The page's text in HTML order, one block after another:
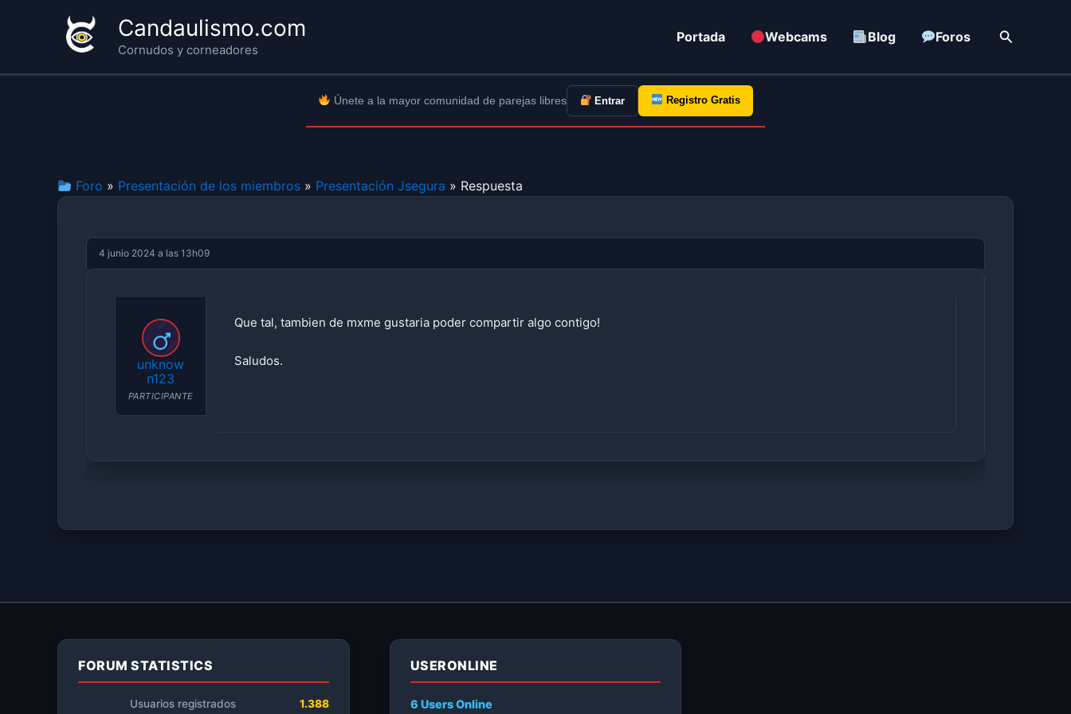
Candaulismo.com
Cornudos y corneadores
Portada Webcams Blog Foros Buscar
Únete a la mayor comunidad de parejas libres Entrar Registro Gratis
Foro » Presentación de los miembros » Presentación Jsegura » Respuesta
4 junio 2024 a las 13h09
unknow
n123
PARTICIPANTE
Que tal, tambien de mxme gustaria poder compartir algo contigo!
Saludos.
FORUM STATISTICS
Usuarios registrados 1.388
USERONLINE
6 UsersOnline